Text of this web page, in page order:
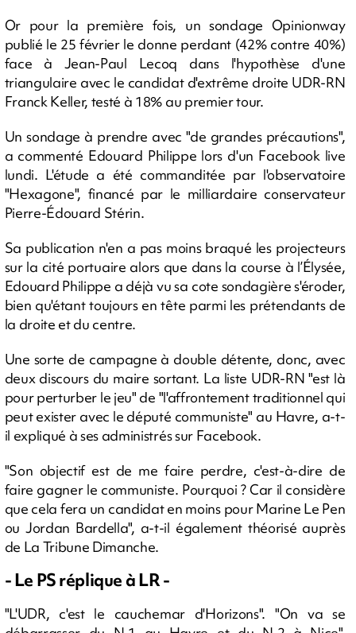
Or pour la première fois, un sondage Opinionway
publié le 25 février le donne perdant (42% contre 40%)
face à Jean-Paul Lecoq dans l'hypothèse d'une
triangulaire avec le candidat d'extrême droite UDR-RN
Franck Keller, testé à 18% au premier tour.
Un sondage à prendre avec "de grandes précautions",
a commenté Edouard Philippe lors d'un Facebook live
lundi. L'étude a été commanditée par l'observatoire
"Hexagone", financé par le milliardaire conservateur
Pierre-Édouard Stérin.
Sa publication n'en a pas moins braqué les projecteurs
sur la cité portuaire alors que dans la course à l’Élysée,
Edouard Philippe a déjà vu sa cote sondagière s'éroder,
bien qu'étant toujours en tête parmi les prétendants de
la droite et du centre.
Une sorte de campagne à double détente, donc, avec
deux discours du maire sortant. La liste UDR-RN "est là
pour perturber le jeu" de "l'affrontement traditionnel qui
peut exister avec le député communiste" au Havre, a-t-
il expliqué à ses administrés sur Facebook.
"Son objectif est de me faire perdre, c'est-à-dire de
faire gagner le communiste. Pourquoi ? Car il considère
que cela fera un candidat en moins pour Marine Le Pen
ou Jordan Bardella", a-t-il également théorisé auprès
de La Tribune Dimanche.
- Le PS réplique à LR -
"L'UDR, c'est le cauchemar d'Horizons". "On va se